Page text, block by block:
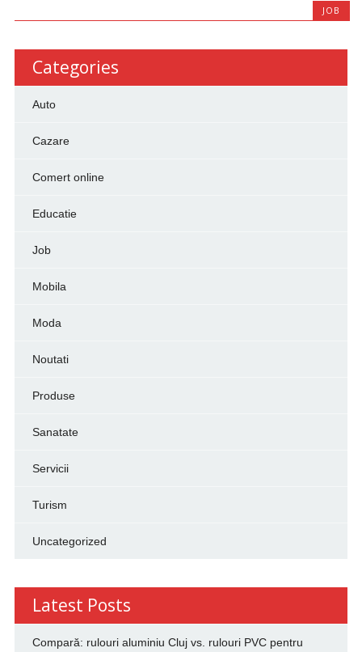
JOB
Categories
Auto
Cazare
Comert online
Educatie
Job
Mobila
Moda
Noutati
Produse
Sanatate
Servicii
Turism
Uncategorized
Latest Posts
Compară: rulouri aluminiu Cluj vs. rulouri PVC pentru